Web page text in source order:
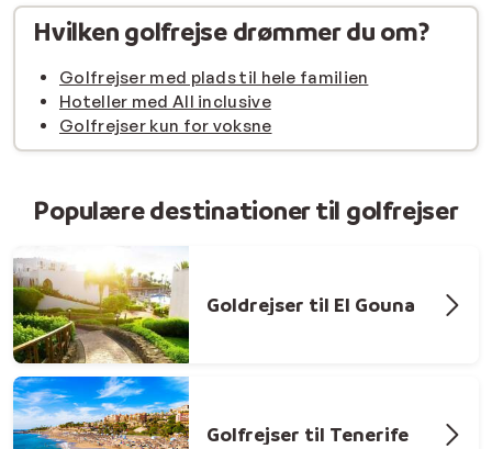
Hvilken golfrejse drømmer du om?
Golfrejser med plads til hele familien
Hoteller med All inclusive
Golfrejser kun for voksne
Populære destinationer til golfrejser
Goldrejser til El Gouna
Golfrejser til Tenerife